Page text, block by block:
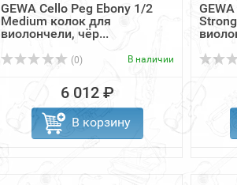
GEWA Cello Peg Ebony 1/2
Medium колок для
виолончели, чёр...
(0) В наличии
6 012 ₽
В корзину